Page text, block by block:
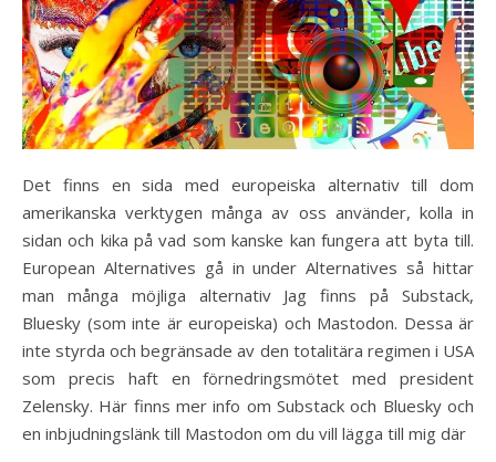
Det finns en sida med europeiska alternativ till dom
amerikanska verktygen många av oss använder, kolla in
sidan och kika på vad som kanske kan fungera att byta till.
European Alternatives gå in under Alternatives så hittar
man många möjliga alternativ Jag finns på Substack,
Bluesky (som inte är europeiska) och Mastodon. Dessa är
inte styrda och begränsade av den totalitära regimen i USA
som precis haft en förnedringsmötet med president
Zelensky. Här finns mer info om Substack och Bluesky och
en inbjudningslänk till Mastodon om du vill lägga till mig där